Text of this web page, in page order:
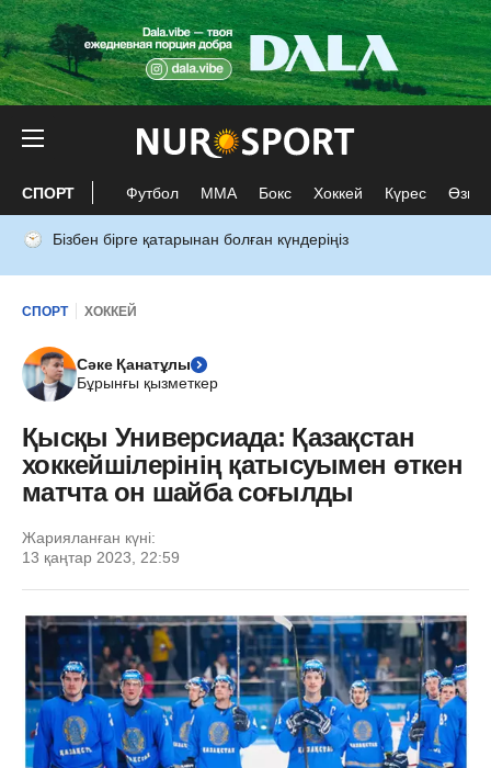
СПОРТ Футбол ММА Бокс Хоккей Күрес Өзге
Бізбен бірге қатарынан болған күндеріңіз
СПОРТ ХОККЕЙ
Сәке Қанатұлы
Бұрынғы қызметкер
Қысқы Универсиада: Қазақстан
хоккейшілерінің қатысуымен өткен
матчта он шайба соғылды
Жарияланған күні:
13 қаңтар 2023, 22:59